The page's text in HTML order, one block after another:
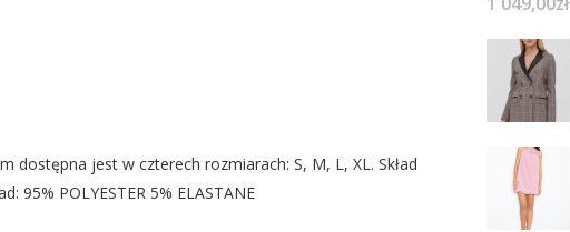
jest w czterech rozmiarach: S, M, L, XL. Skład
95% POLYESTER 5% ELASTANE